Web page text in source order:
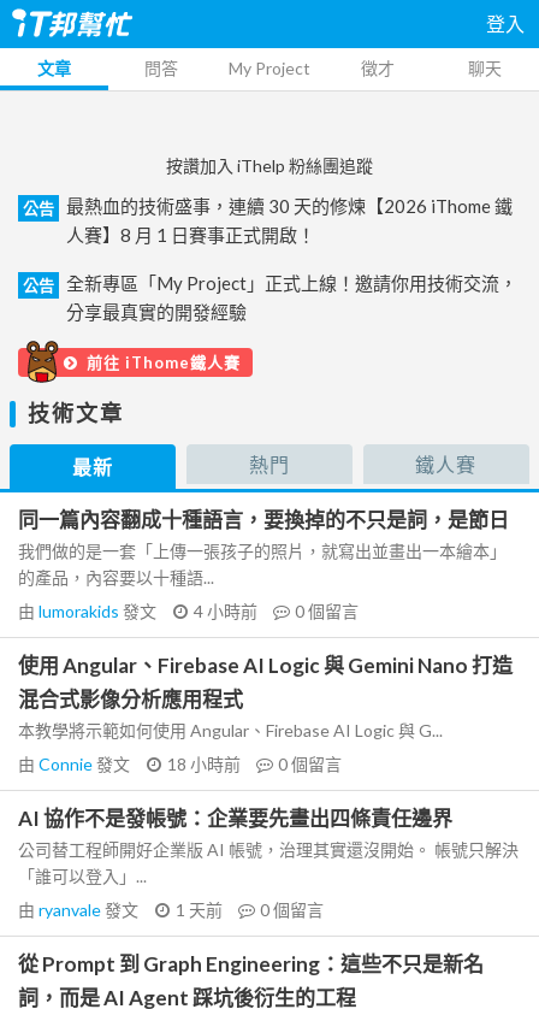
登入
文章 問答 My Project 徵才 聊天
按讚加入 iThelp 粉絲團追蹤
公告
最熱血的技術盛事，連續 30 天的修煉【2026 iThome 鐵
人賽】8 月 1 日賽事正式開啟！
公告
全新專區「My Project」正式上線！邀請你用技術交流，
分享最真實的開發經驗
前往 iThome鐵人賽
技術文章
最新 熱門 鐵人賽
同一篇內容翻成十種語言，要換掉的不只是詞，是節日
我們做的是一套「上傳一張孩子的照片，就寫出並畫出一本繪本」
的產品，內容要以十種語...
由 lumorakids 發文 4 小時前 0個留言
使用 Angular、Firebase AI Logic 與 Gemini Nano 打造
混合式影像分析應用程式
本教學將示範如何使用 Angular、Firebase AI Logic 與 G...
由 Connie發文 18 小時前 0個留言
AI 協作不是發帳號：企業要先畫出四條責任邊界
公司替工程師開好企業版 AI 帳號，治理其實還沒開始。 帳號只解決
「誰可以登入」...
由 ryanvale發文 1 天前 0個留言
從 Prompt 到 Graph Engineering：這些不只是新名
詞，而是 AI Agent 踩坑後衍生的工程